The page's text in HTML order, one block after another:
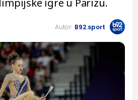
igre u Parizu.
Autor: B92.sport